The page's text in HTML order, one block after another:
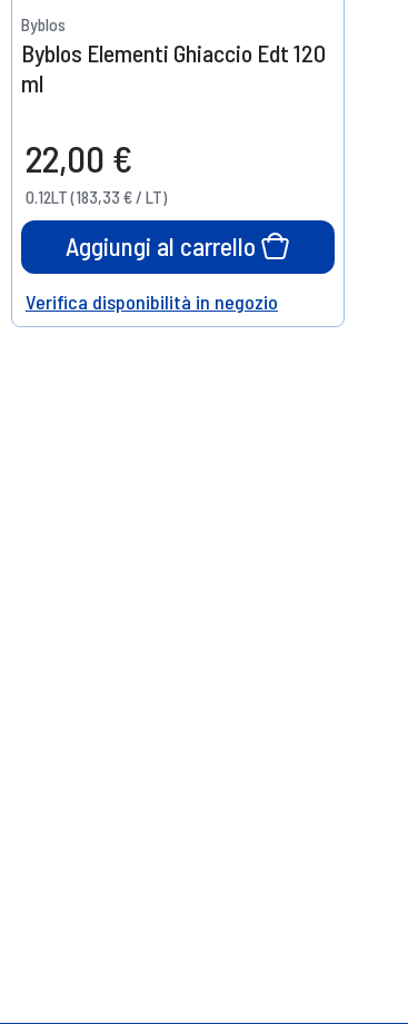
Byblos
Byblos Elementi Ghiaccio Edt 120
ml
22,00 €
0.12LT (183,33 € / LT)
Aggiungi al carrello
Help
Verifica disponibilità in negozio